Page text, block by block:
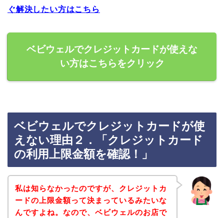
ぐ解決したい方はこちら
ベビウェルでクレジットカードが使えな
い方はこちらをクリック
ベビウェルでクレジットカードが使
えない理由２．「クレジットカード
の利用上限金額を確認！」
私は知らなかったのですが、クレジットカ
ードの上限金額って決まっているみたいな
んですよね。なので、ベビウェルのお店で